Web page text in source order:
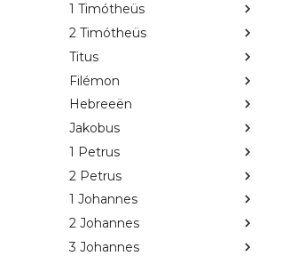
1 Timótheüs
2 Timótheüs
Titus
Filémon
Hebreeën
Jakobus
1 Petrus
2 Petrus
1 Johannes
2 Johannes
3 Johannes